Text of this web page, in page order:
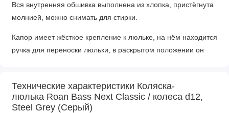
Вся внутренняя обшивка выполнена из хлопка, пристёгнута
молнией, можно снимать для стирки.
Капор имеет жёсткое крепление к люльке, на нём находится
ручка для переноски люльки, в раскрытом положении он
дополнительный козырёк для защиты от солнца и дождя.
Накидка на люльку имеет дополнительный отворот со
Технические характеристики Коляска-
люлька Roan Bass Next Classic / колеса d12,
Steel Grey (Серый)